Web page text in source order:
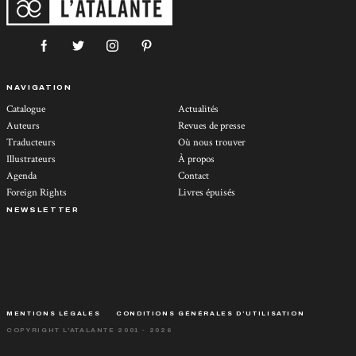
NAVIGATION
Catalogue
Auteurs
Traducteurs
Illustrateurs
Agenda
Foreign Rights
Actualités
Revues de presse
Où nous trouver
À propos
Contact
Livres épuisés
NEWSLETTER
MENTIONS LÉGALES CONDITIONS GÉNÉRALES D’UTILISATION
COPYRIGHT L'ATALANTE 2001 - 2026